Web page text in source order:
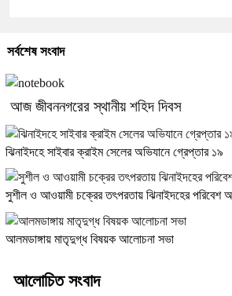
সর্বশেষ সংবাদ
আজ জীবননগরের স্থানীয় শহিদ দিবস
ঝিনাইদহে সাইবার ক্রাইম সেলের অভিযানে গ্রেপ্তার ১৯
সুশীল ও আওয়ামী চক্রের তৎপরতায় ঝিনাইদহের পরিবেশ
আলমডাঙ্গায় মাতৃদুগ্ধ বিষয়ক আলোচনা সভা
আলোচিত সংবাদ